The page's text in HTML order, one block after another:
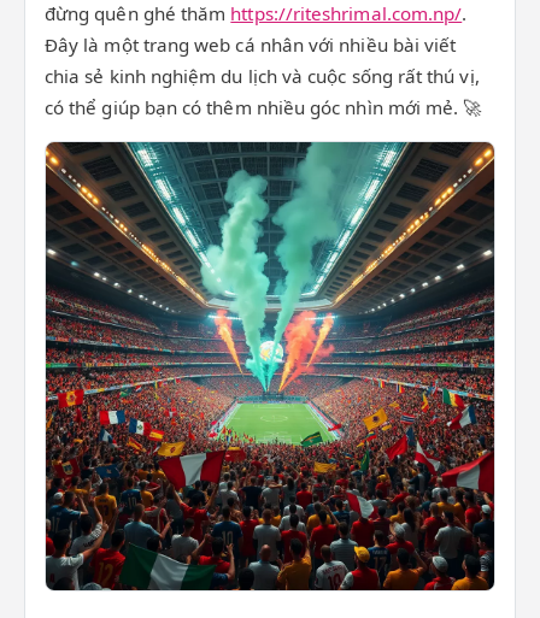
đừng quên ghé thăm https://riteshrimal.com.np/.
Đây là một trang web cá nhân với nhiều bài viết
chia sẻ kinh nghiệm du lịch và cuộc sống rất thú vị,
có thể giúp bạn có thêm nhiều góc nhìn mới mẻ. 🚀